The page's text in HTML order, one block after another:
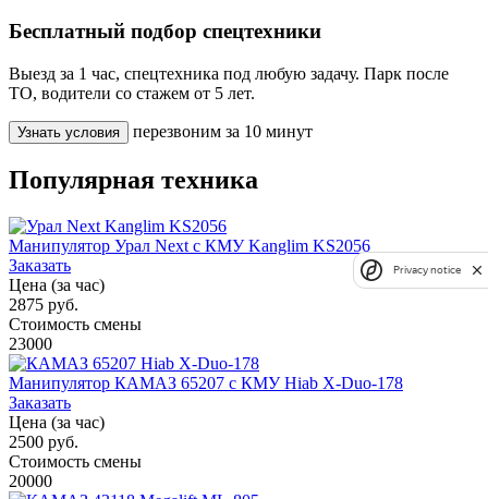
Бесплатный подбор спецтехники
Выезд за 1 час, спецтехника под любую задачу. Парк после
ТО, водители со стажем от 5 лет.
Узнать условия перезвоним за 10 минут
Популярная техника
Манипулятор Урал Next с КМУ Kanglim KS2056
Заказать
Цена (за час)
2875 руб.
Стоимость смены
23000
Манипулятор КАМАЗ 65207 с КМУ Hiab X-Duo-178
Заказать
Цена (за час)
2500 руб.
Стоимость смены
20000
Privacy notice